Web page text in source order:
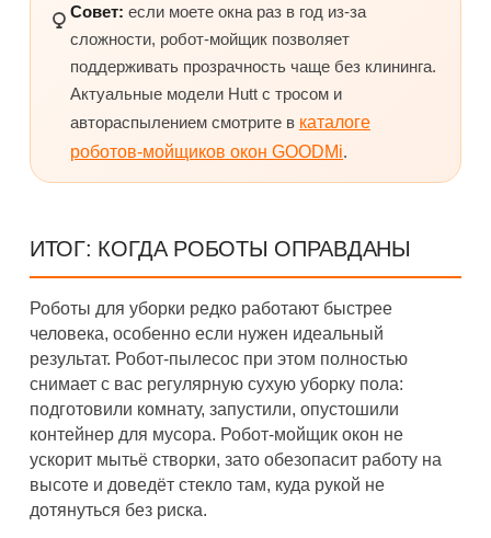
Совет: если моете окна раз в год из-за
сложности, робот-мойщик позволяет
поддерживать прозрачность чаще без клининга.
Актуальные модели Hutt с тросом и
автораспылением смотрите в каталоге
роботов-мойщиков окон GOODMi.
ИТОГ: КОГДА РОБОТЫ ОПРАВДАНЫ
Роботы для уборки редко работают быстрее
человека, особенно если нужен идеальный
результат. Робот-пылесос при этом полностью
снимает с вас регулярную сухую уборку пола:
подготовили комнату, запустили, опустошили
контейнер для мусора. Робот-мойщик окон не
ускорит мытьё створки, зато обезопасит работу на
высоте и доведёт стекло там, куда рукой не
дотянуться без риска.